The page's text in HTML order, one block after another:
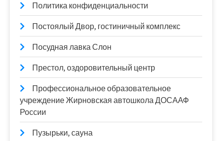
Политика конфиденциальности
Постоялый Двор, гостиничный комплекс
Посудная лавка Слон
Престол, оздоровительный центр
Профессиональное образовательное
учреждение Жирновская автошкола ДОСААФ
России
Пузырьки, сауна